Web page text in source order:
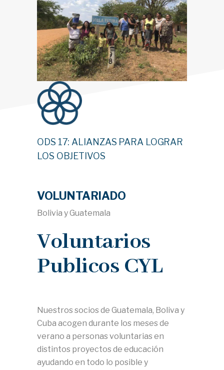
ODS 17: ALIANZAS PARA LOGRAR
LOS OBJETIVOS
VOLUNTARIADO
Bolivia y Guatemala
Voluntarios
Publicos CYL
Nuestros socios de Guatemala, Boliva y
Cuba acogen durante los meses de
verano a personas voluntarias en
distintos proyectos de educación
ayudando en todo lo posible y